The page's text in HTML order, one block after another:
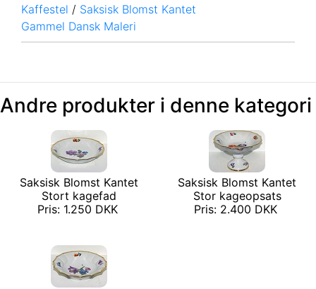
Kaffestel / Saksisk Blomst Kantet
Gammel Dansk Maleri
Andre produkter i denne kategori
Saksisk Blomst Kantet
Stort kagefad
Pris: 1.250 DKK
Saksisk Blomst Kantet
Stor kageopsats
Pris: 2.400 DKK